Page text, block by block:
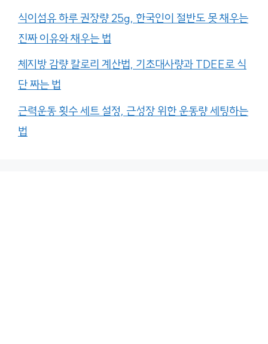
식이섬유 하루 권장량 25g, 한국인이 절반도 못 채우는
진짜 이유와 채우는 법
체지방 감량 칼로리 계산법, 기초대사량과 TDEE로 식
단 짜는 법
근력운동 횟수 세트 설정, 근성장 위한 운동량 세팅하는
법